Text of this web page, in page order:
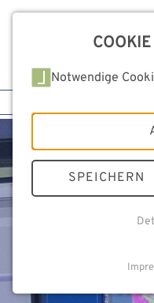
Notwendige
SPEICHERN